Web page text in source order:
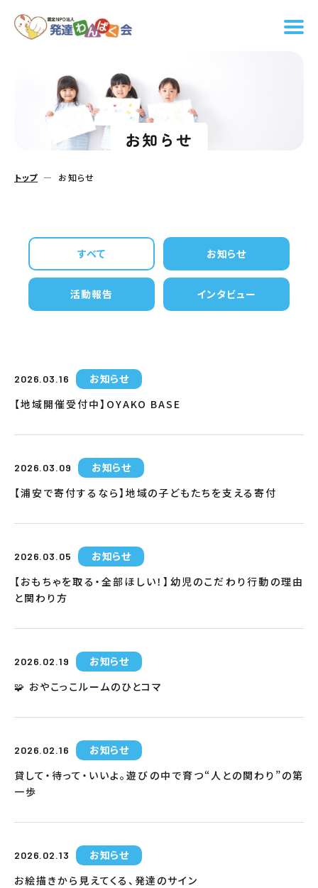
お知らせ
トップ お知らせ
すべて お知らせ
活動報告 インタビュー
2026.03.16
お知らせ
【地域開催受付中】OYAKO BASE
2026.03.09
お知らせ
【浦安で寄付するなら】地域の子どもたちを支える寄付
2026.03.05
お知らせ
【おもちゃを取る・全部ほしい！】幼児のこだわり行動の理由
と関わり方
2026.02.19
お知らせ
🧩 おやこっこルームのひとコマ
2026.02.16
お知らせ
貸して・待って・いいよ。遊びの中で育つ“人との関わり”の第
一歩
2026.02.13
お知らせ
お絵描きから見えてくる、発達のサイン